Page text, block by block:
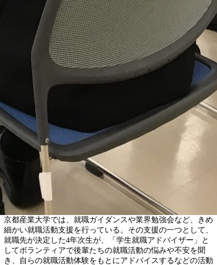
京都産業大学では、就職ガイダンスや業界勉強会など、きめ
細かい就職活動支援を行っている。その支援の一つとして、
就職先が決定した4年次生が、「学生就職アドバイザー」と
してボランティアで後輩たちの就職活動の悩みや不安を聞
き、自らの就職活動体験をもとにアドバイスするなどの活動